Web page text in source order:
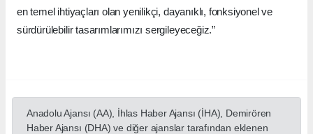
en temel ihtiyaçları olan yenilikçi, dayanıklı, fonksiyonel ve
sürdürülebilir tasarımlarımızı sergileyeceğiz.”
Anadolu Ajansı (AA), İhlas Haber Ajansı (İHA), Demirören
Haber Ajansı (DHA) ve diğer ajanslar tarafından eklenen